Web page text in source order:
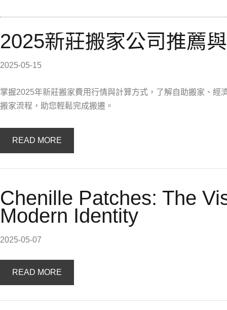
2025新莊搬家公司推薦
2025-05-15
掌握2025年新莊搬家費用行情與計算方式，了解自助搬家、經
搬家流程，助您輕鬆完成搬遷。
READ MORE
Chenille Patches: The
Modern Identity
2025-05-07
READ MORE